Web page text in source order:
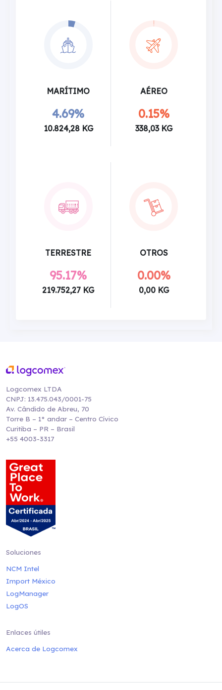
MARÍTIMO
4.69%
10.824,28 KG
AÉREO
0.15%
338,03 KG
TERRESTRE
95.17%
219.752,27 KG
OTROS
0.00%
0,00 KG
Logcomex LTDA
CNPJ: 13.475.043/0001-75
Av. Cândido de Abreu, 70
Torre B – 1° andar – Centro Cívico
Curitiba – PR – Brasil
+55 4003-3317
Soluciones
NCM Intel
Import México
LogManager
LogOS
Enlaces útiles
Acerca de Logcomex